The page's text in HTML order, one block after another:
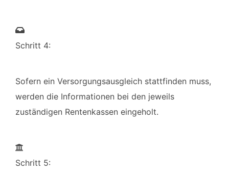
Schritt 4:
Sofern ein Versorgungsausgleich stattfinden muss,
werden die Informationen bei den jeweils
zuständigen Rentenkassen eingeholt.
Schritt 5: